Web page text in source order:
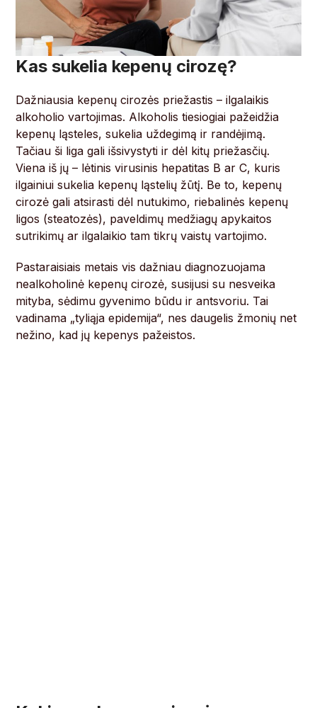
Kas sukelia kepenų cirozę?
Dažniausia kepenų cirozės priežastis – ilgalaikis
alkoholio vartojimas. Alkoholis tiesiogiai pažeidžia
kepenų ląsteles, sukelia uždegimą ir randėjimą.
Tačiau ši liga gali išsivystyti ir dėl kitų priežasčių.
Viena iš jų – lėtinis virusinis hepatitas B ar C, kuris
ilgainiui sukelia kepenų ląstelių žūtį. Be to, kepenų
cirozė gali atsirasti dėl nutukimo, riebalinės kepenų
ligos (steatozės), paveldimų medžiagų apykaitos
sutrikimų ar ilgalaikio tam tikrų vaistų vartojimo.
Pastaraisiais metais vis dažniau diagnozuojama
nealkoholinė kepenų cirozė, susijusi su nesveika
mityba, sėdimu gyvenimo būdu ir antsvoriu. Tai
vadinama „tyliąja epidemija“, nes daugelis žmonių net
nežino, kad jų kepenys pažeistos.